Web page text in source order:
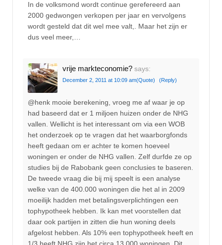
In de volksmond wordt continue gerefereerd aan
2000 gedwongen verkopen per jaar en vervolgens
wordt gesteld dat dit wel mee valt,. Maar het zijn er
dus veel meer,…
vrije markteconomie? says:
December 2, 2011 at 10:09 am(Quote) (Reply)
@henk mooie berekening, vroeg me af waar je op
had baseerd dat er 1 miljoen huizen onder de NHG
vallen. Wellicht is het interessant om via een WOB
het onderzoek op te vragen dat het waarborgfonds
heeft gedaan om er achter te komen hoeveel
woningen er onder de NHG vallen. Zelf durfde ze op
studies bij de Rabobank geen conclusies te baseren.
De tweede vraag die bij mij speelt is een analyse
welke van de 400.000 woningen die het al in 2009
moeilijk hadden met betalingsverplichtingen een
tophypotheek hebben. Ik kan met voorstellen dat
daar ook partijen in zitten die hun woning deels
afgelost hebben. Als 10% een tophypotheek heeft en